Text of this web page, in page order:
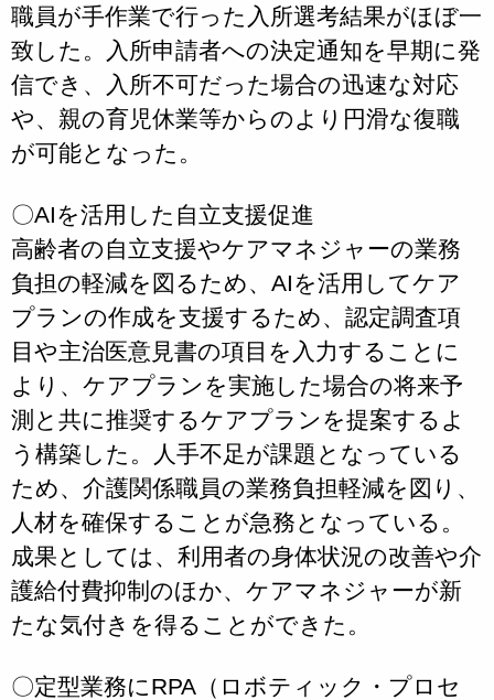
職員が手作業で行った入所選考結果がほぼ一
致した。入所申請者への決定通知を早期に発
信でき、入所不可だった場合の迅速な対応
や、親の育児休業等からのより円滑な復職
が可能となった。
〇AIを活用した自立支援促進
高齢者の自立支援やケアマネジャーの業務
負担の軽減を図るため、AIを活用してケア
プランの作成を支援するため、認定調査項
目や主治医意見書の項目を入力することに
より、ケアプランを実施した場合の将来予
測と共に推奨するケアプランを提案するよ
う構築した。人手不足が課題となっている
ため、介護関係職員の業務負担軽減を図り、
人材を確保することが急務となっている。
成果としては、利用者の身体状況の改善や介
護給付費抑制のほか、ケアマネジャーが新
たな気付きを得ることができた。
〇定型業務にRPA（ロボティック・プロセ